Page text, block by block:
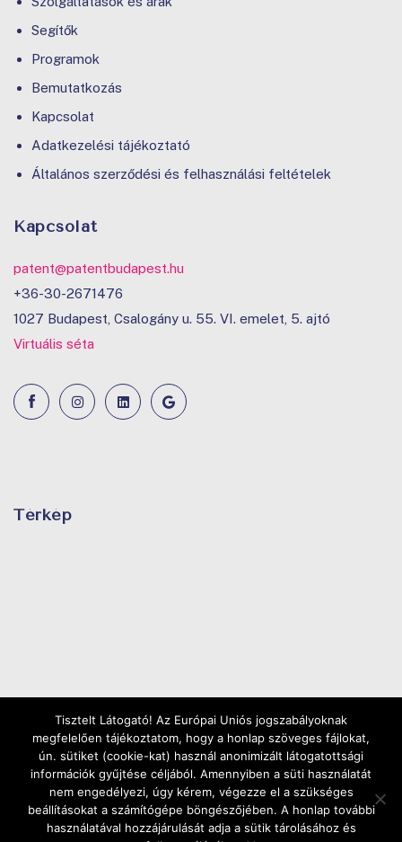
Segítők
Programok
Bemutatkozás
Kapcsolat
Adatkezelési tájékoztató
Általános szerződési és felhasználási feltételek
Kapcsolat
patent@patentbudapest.hu
+36-30-2671476
1027 Budapest, Csalogány u. 55. VI. emelet, 5. ajtó
Virtuális séta
Térkép
Copyright ©2025 | Minden jog fenntartva | Web
Tisztelt Látogató! Az Európai Uniós jogszabályoknak
megfelelően tájékoztatom, hogy a honlap szöveges fájlokat,
ún. sütiket (cookie-kat) használ anonimizált látogatottsági
információk gyűjtése céljából. Amennyiben a süti használatát
nem engedélyezi, úgy kérem, végezze el a szükséges
beállításokat a számítógépe böngészőjében. A honlap további
használatával hozzájárulását adja a sütik tárolásához és